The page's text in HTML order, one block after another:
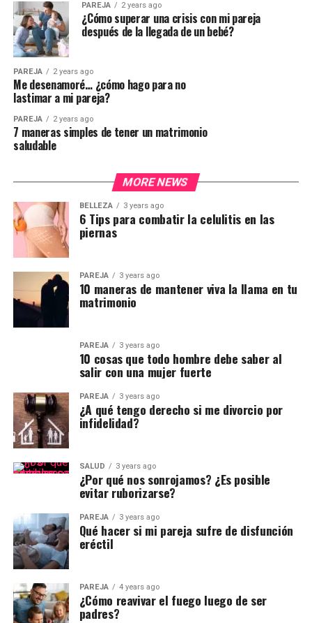
PAREJA 2 years ago
¿Cómo superar una crisis con mi pareja
después de la llegada de un bebé?
PAREJA 2 years ago
Me desenamoré… ¿cómo hago para no
lastimar a mi pareja?
PAREJA 2 years ago
7 maneras simples de tener un matrimonio
saludable
MORE NEWS
BELLEZA 3 years ago
6 Tips para combatir la celulitis en las
piernas
PAREJA 3 years ago
10 maneras de mantener viva la llama en tu
matrimonio
PAREJA 3 years ago
10 cosas que todo hombre debe saber al
salir con una mujer fuerte
PAREJA 3 years ago
¿A qué tengo derecho si me divorcio por
infidelidad?
SALUD 3 years ago
¿Por qué nos sonrojamos? ¿Es posible
evitar ruborizarse?
PAREJA 3 years ago
Qué hacer si mi pareja sufre de disfunción
eréctil
PAREJA 4 years ago
¿Cómo reavivar el fuego luego de ser
padres?